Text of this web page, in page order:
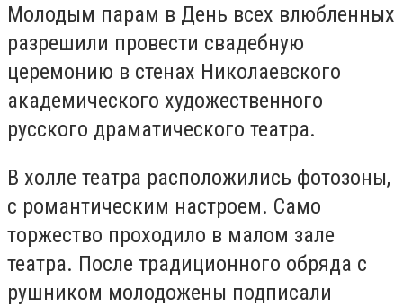
Молодым парам в День всех влюбленных
разрешили провести свадебную
церемонию в стенах Николаевского
академического художественного
русского драматического театра.
В холле театра расположились фотозоны,
с романтическим настроем. Само
торжество проходило в малом зале
театра. После традиционного обряда с
рушником молодожены подписали